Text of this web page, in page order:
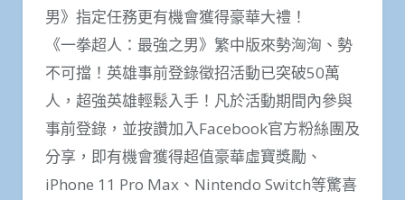
男》指定任務更有機會獲得豪華大禮！
《一拳超人：最強之男》繁中版來勢洶洶、勢
不可擋！英雄事前登錄徵招活動已突破50萬
人，超強英雄輕鬆入手！凡於活動期間內參與
事前登錄，並按讚加入Facebook官方粉絲團及
分享，即有機會獲得超值豪華虛寶獎勵、
iPhone 11 Pro Max、Nintendo Switch等驚喜